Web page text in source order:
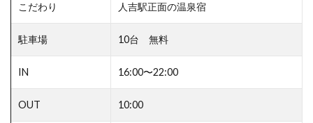
こだわり 人吉駅正面の温泉宿
駐車場 10台 無料
IN 16:00〜22:00
OUT 10:00